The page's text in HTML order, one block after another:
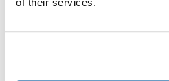
of their services.